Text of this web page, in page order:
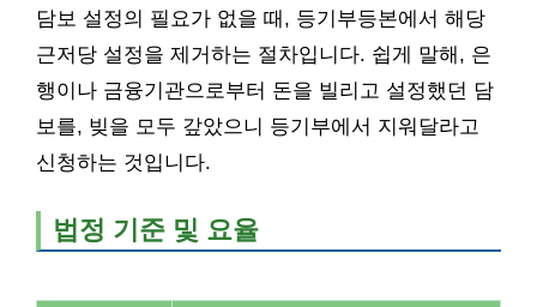
담보 설정의 필요가 없을 때, 등기부등본에서 해당
근저당 설정을 제거하는 절차입니다. 쉽게 말해, 은
행이나 금융기관으로부터 돈을 빌리고 설정했던 담
보를, 빚을 모두 갚았으니 등기부에서 지워달라고
신청하는 것입니다.
법정 기준 및 요율